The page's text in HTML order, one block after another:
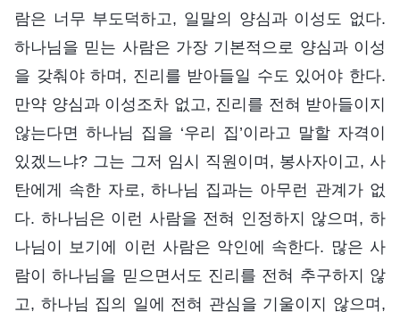
람은 너무 부도덕하고, 일말의 양심과 이성도 없다.
하나님을 믿는 사람은 가장 기본적으로 양심과 이성
을 갖춰야 하며, 진리를 받아들일 수도 있어야 한다.
만약 양심과 이성조차 없고, 진리를 전혀 받아들이지
않는다면 하나님 집을 ‘우리 집’이라고 말할 자격이
있겠느냐? 그는 그저 임시 직원이며, 봉사자이고, 사
탄에게 속한 자로, 하나님 집과는 아무런 관계가 없
다. 하나님은 이런 사람을 전혀 인정하지 않으며, 하
나님이 보기에 이런 사람은 악인에 속한다. 많은 사
람이 하나님을 믿으면서도 진리를 전혀 추구하지 않
고, 하나님 집의 일에 전혀 관심을 기울이지 않으며,